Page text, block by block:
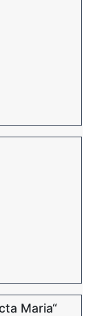
Maria“